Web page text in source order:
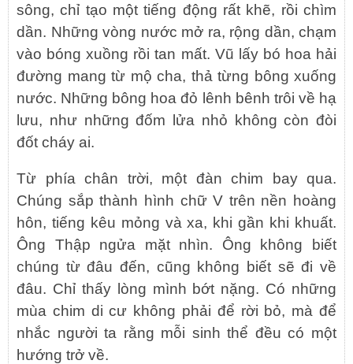
sông, chỉ tạo một tiếng động rất khẽ, rồi chìm
dần. Những vòng nước mở ra, rộng dần, chạm
vào bóng xuồng rồi tan mất. Vũ lấy bó hoa hải
đường mang từ mộ cha, thả từng bông xuống
nước. Những bông hoa đỏ lênh bênh trôi về hạ
lưu, như những đốm lửa nhỏ không còn đòi
đốt cháy ai.
Từ phía chân trời, một đàn chim bay qua.
Chúng sắp thành hình chữ V trên nền hoàng
hôn, tiếng kêu mỏng và xa, khi gần khi khuất.
Ông Thập ngửa mặt nhìn. Ông không biết
chúng từ đâu đến, cũng không biết sẽ đi về
đâu. Chỉ thấy lòng mình bớt nặng. Có những
mùa chim di cư không phải để rời bỏ, mà để
nhắc người ta rằng mỗi sinh thể đều có một
hướng trở về.